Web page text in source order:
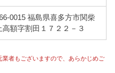
0015 福島県喜多方市関柴
高額字割田１７２２－３
者もございますので、あらかじめご